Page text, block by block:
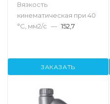
Вязкость
кинематическая при 40
°С, мм2/с — 152,7
ЗАКАЗАТЬ